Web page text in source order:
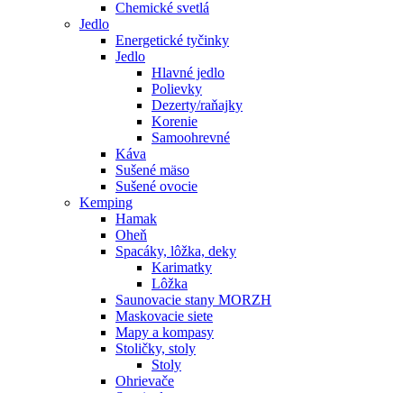
Chemické svetlá
Jedlo
Energetické tyčinky
Jedlo
Hlavné jedlo
Polievky
Dezerty/raňajky
Korenie
Samoohrevné
Káva
Sušené mäso
Sušené ovocie
Kemping
Hamak
Oheň
Spacáky, lôžka, deky
Karimatky
Lôžka
Saunovacie stany MORZH
Maskovacie siete
Mapy a kompasy
Stoličky, stoly
Stoly
Ohrievače